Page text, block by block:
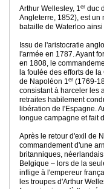
Arthur Wellesley, 1er duc
Angleterre, 1852), est
bataille de Waterloo
Issu de l'aristocratie
l'armée en 1787. Ayant
en 1808, le
la foulée des efforts de
de Napoléon 1er (1769-
consistant à harceler les
retraites habilement
libération de l'Espagne.
longue campagne et fait
Après le retour d'exil de
commandement d'une
britanniques,
Belgique – lors de la
inflige à l'empereur
les troupes d'Arthur